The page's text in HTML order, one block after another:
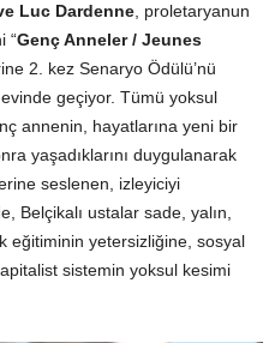
Luc Dardenne , proletaryanun
“Genç Anneler / Jeunes
2. kez Senaryo Ödülü’nü
geçiyor. Tümü yoksul
annenin, hayatlarına yeni bir
yaşadıklarını duygulanarak
seslenen, izleyiciyi
Belçikalı ustalar sade, yalın,
eğitiminin yetersizliğine, sosyal
sistemin yoksul kesimi